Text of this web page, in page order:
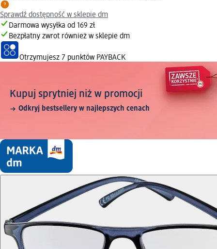
Sprawdź dostępność w sklepie dm
Darmowa wysyłka od 169 zł
Bezpłatny zwrot również w sklepie dm
Otrzymujesz 7 punktów PAYBACK
Kupuj sprytniej niż w promocji
Odkryj bestsellery w najlepszych cenach